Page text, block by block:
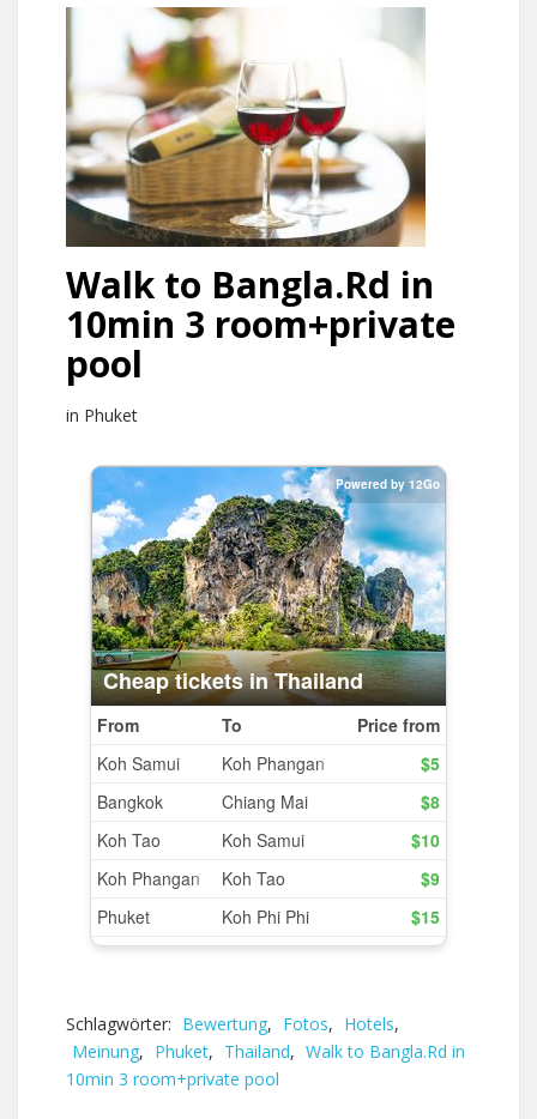
Walk to Bangla.Rd in
10min 3 room+private
pool
in Phuket
Schlagwörter: Bewertung, Fotos, Hotels,
Meinung, Phuket, Thailand, Walk to Bangla.Rd in
10min 3 room+private pool